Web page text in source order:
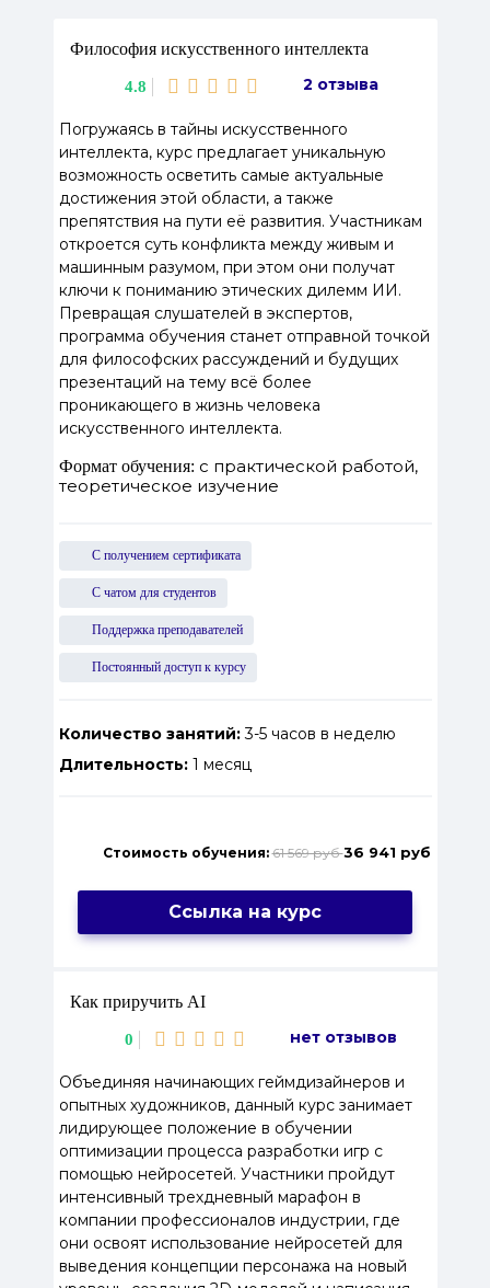
Философия искусственного интеллекта
4.8 2 отзыва
Погружаясь в тайны искусственного
интеллекта, курс предлагает уникальную
возможность осветить самые актуальные
достижения этой области, а также
препятствия на пути её развития. Участникам
откроется суть конфликта между живым и
машинным разумом, при этом они получат
ключи к пониманию этических дилемм ИИ.
Превращая слушателей в экспертов,
программа обучения станет отправной точкой
для философских рассуждений и будущих
презентаций на тему всё более
проникающего в жизнь человека
искусственного интеллекта.
Формат обучения: с практической работой,
теоретическое изучение
С получением сертификата
С чатом для студентов
Поддержка преподавателей
Постоянный доступ к курсу
Количество занятий:3-5 часов в неделю
Длительность:1 месяц
Стоимость обучения: 61 569 руб36 941 руб
Ссылка на курс
Как приручить AI
0 нет отзывов
Объединяя начинающих геймдизайнеров и
опытных художников, данный курс занимает
лидирующее положение в обучении
оптимизации процесса разработки игр с
помощью нейросетей. Участники пройдут
интенсивный трехдневный марафон в
компании профессионалов индустрии, где
они освоят использование нейросетей для
выведения концепции персонажа на новый